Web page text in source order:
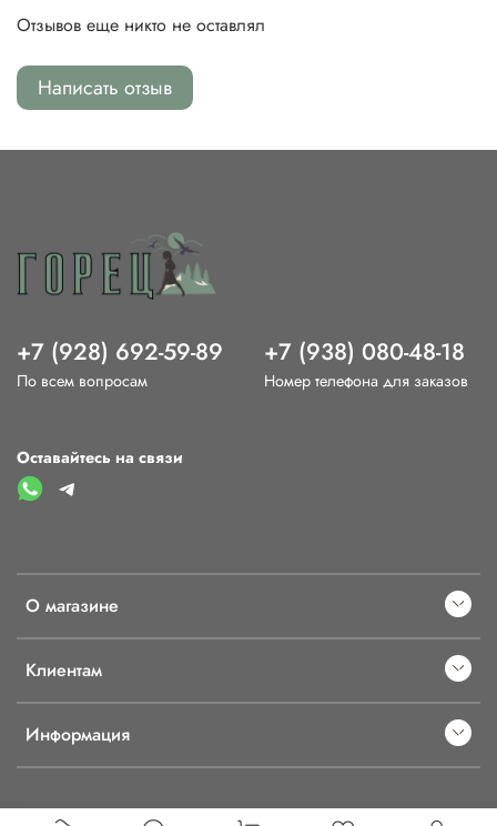
Отзывов еще никто не оставлял
Написать отзыв
О магазине
Клиентам
Информация
+7 (928) 692-59-89
По всем вопросам
+7 (938) 080-48-18
Номер телефона для заказов
Оставайтесь на связи